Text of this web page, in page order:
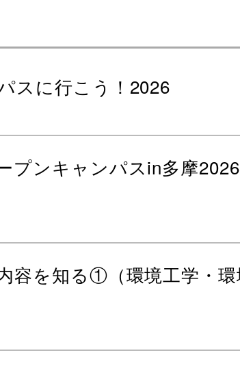
スに行こう！2026
プンキャンパスin多摩
容を知る①（環境工学・